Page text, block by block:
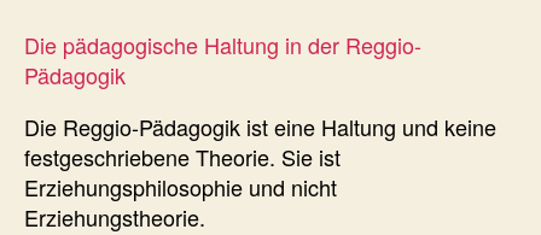
Die pädagogische Haltung in der Reggio-
Pädagogik
Die Reggio-Pädagogik ist eine Haltung und keine
festgeschriebene Theorie. Sie ist
Erziehungsphilosophie und nicht
Erziehungstheorie.